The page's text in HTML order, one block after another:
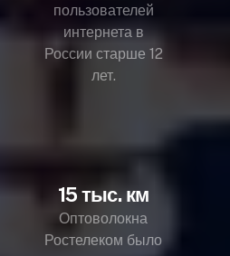
пользователей
интернета в
России старше 12
лет.
15 тыс. км
Оптоволокна
Ростелеком было